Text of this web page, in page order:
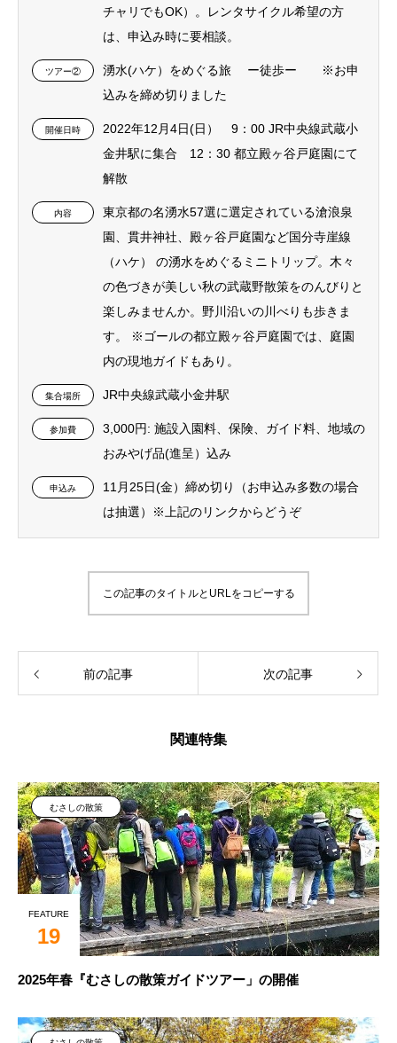
チャリでもOK）。レンタサイクル希望の方
は、申込み時に要相談。
ツアー②
湧水(ハケ）をめぐる旅 ー徒歩ー ※お申
込みを締め切りました
開催日時
2022年12月4日(日） 9：00 JR中央線武蔵小
金井駅に集合 12：30 都立殿ヶ谷戸庭園にて
解散
内容
東京都の名湧水57選に選定されている滄浪泉
園、貫井神社、殿ヶ谷戸庭園など国分寺崖線
（ハケ） の湧水をめぐるミニトリップ。木々
の色づきが美しい秋の武蔵野散策をのんびりと
楽しみませんか。野川沿いの川べりも歩きま
す。 ※ゴールの都立殿ヶ谷戸庭園では、庭園
内の現地ガイドもあり。
集合場所 JR中央線武蔵小金井駅
参加費
3,000円: 施設入園料、保険、ガイド料、地域の
おみやげ品(進呈）込み
申込み
11月25日(金）締め切り（お申込み多数の場合
は抽選）※上記のリンクからどうぞ
この記事のタイトルとURLをコピーする
前の記事 次の記事
関連特集
むさしの散策
FEATURE
19
2025年春『むさしの散策ガイドツアー」の開催